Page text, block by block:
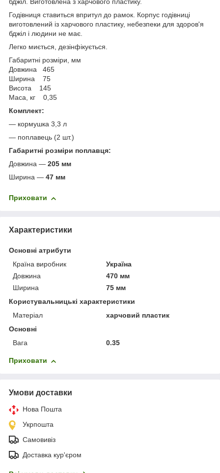
бджіл. Виготовлена з харчового пластику.
Годівниця ставиться впритул до рамок. Корпус годівниці
виготовлений із харчового пластику, небезпеки для здоров'я
бджіл і людини не має.
Легко миється, дезінфікується.
Габаритні розміри, мм
Довжина 465
Ширина 75
Висота 145
Маса, кг 0,35
Комплект:
— кормушка 3,3 л
— поплавець (2 шт.)
Габаритні розміри поплавця:
Довжина — 205 мм
Ширина — 47 мм
Приховати
Характеристики
Основні атрибути
Країна виробник
Україна
Довжина
470 мм
Ширина
75 мм
Користувальницькі характеристики
Матеріал
харчовий пластик
Основні
Вага
0.35
Приховати
Умови доставки
Нова Пошта
Укрпошта
Самовивіз
Доставка кур'єром